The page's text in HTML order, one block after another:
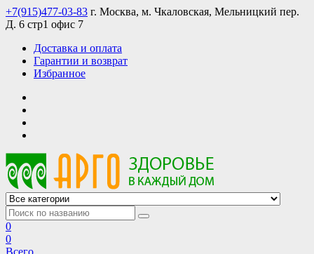
Skip
to
+7(915)477-03-83 г. Москва, м. Чкаловская, Мельницкий пер.
Д. 6 стр1 офис 7
Доставка и оплата
Гарантии и возврат
Избранное
АРГО интернет магазин, доставка в Москве и по всей России
АРГО каталог каталог продукции, официальные цены
0
0
Всего